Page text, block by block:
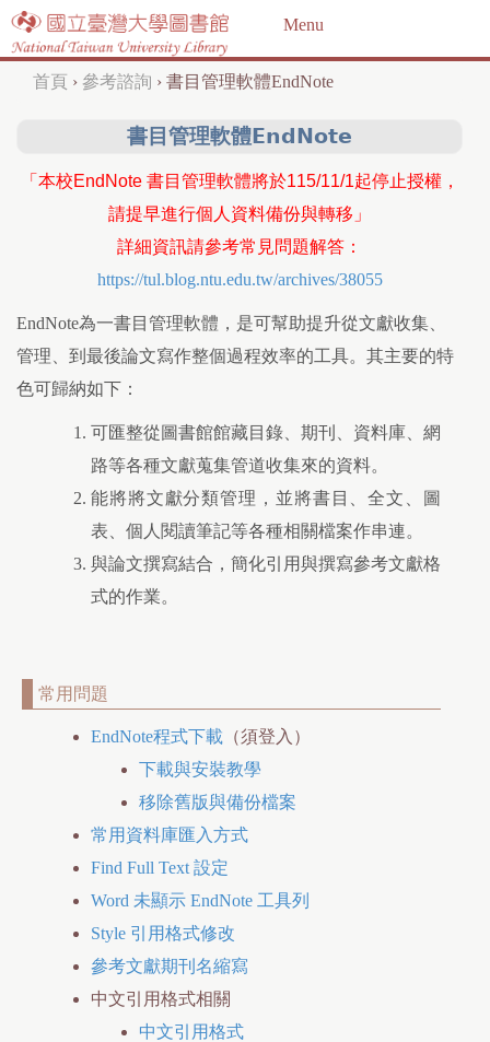
Jump to navigation
Menu
這
首頁 › 參考諮詢 › 書目管理軟體EndNote
書目管理軟體EndNote
「本校EndNote 書目管理軟體將於115/11/1起停止授權，
請提早進行個人資料備份與轉移」
詳細資訊請參考常見問題解答：
https://tul.blog.ntu.edu.tw/archives/38055
EndNote為一書目管理軟體，是可幫助提升從文獻收集、
管理、到最後論文寫作整個過程效率的工具。其主要的特
色可歸納如下：
可匯整從圖書館館藏目錄、期刊、資料庫、網
路等各種文獻蒐集管道收集來的資料。
能將將文獻分類管理，並將書目、全文、圖
表、個人閱讀筆記等各種相關檔案作串連。
與論文撰寫結合，簡化引用與撰寫參考文獻格
式的作業。
常用問題
EndNote程式下載 （須登入）
下載與安裝教學
移除舊版與備份檔案
常用資料庫匯入方式
Find Full Text 設定
Word 未顯示 EndNote 工具列
Style 引用格式修改
參考文獻期刊名縮寫
中文引用格式相關
中文引用格式